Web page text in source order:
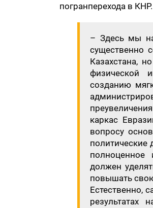
погранперехода в КНР.
– Здесь мы
существенно
Казахстана,
физической
созданию
каркас
вопросу
политические
полноценное
должен
повышать
Естественно,
результатах